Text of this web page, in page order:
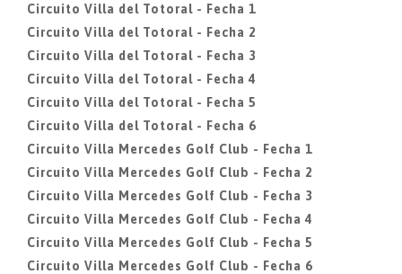
Circuito Villa del Totoral - Fecha 1
Circuito Villa del Totoral - Fecha 2
Circuito Villa del Totoral - Fecha 3
Circuito Villa del Totoral - Fecha 4
Circuito Villa del Totoral - Fecha 5
Circuito Villa del Totoral - Fecha 6
Circuito Villa Mercedes Golf Club - Fecha 1
Circuito Villa Mercedes Golf Club - Fecha 2
Circuito Villa Mercedes Golf Club - Fecha 3
Circuito Villa Mercedes Golf Club - Fecha 4
Circuito Villa Mercedes Golf Club - Fecha 5
Circuito Villa Mercedes Golf Club - Fecha 6